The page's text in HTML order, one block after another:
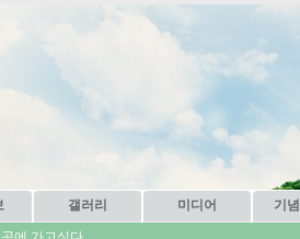
갤러리 미디어 기